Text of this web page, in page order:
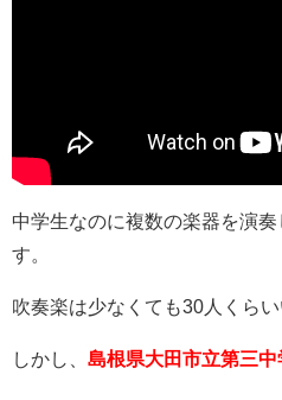
中学生なのに複数の楽器を演
す。
吹奏楽は少なくても30人くらい
しかし、 島根県大田市立第三中